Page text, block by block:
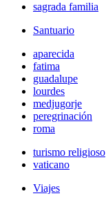
sagrada familia
Santuario
aparecida
fatima
guadalupe
lourdes
medjugorje
peregrinación
roma
turismo religioso
vaticano
Viajes